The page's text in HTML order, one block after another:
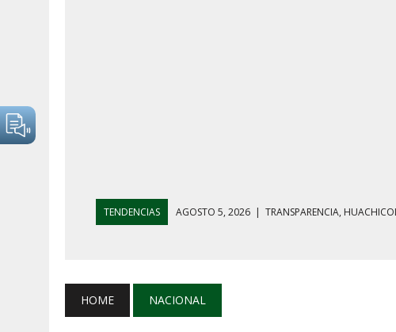
TENDENCIAS AGOSTO 5, 2026 | GOLPE AL HUACHICOL: FGR
AGOSTO 5, 2026 | EL GRAN GURÚ: BECAS CON REMITENTE,
HOME NACIONAL